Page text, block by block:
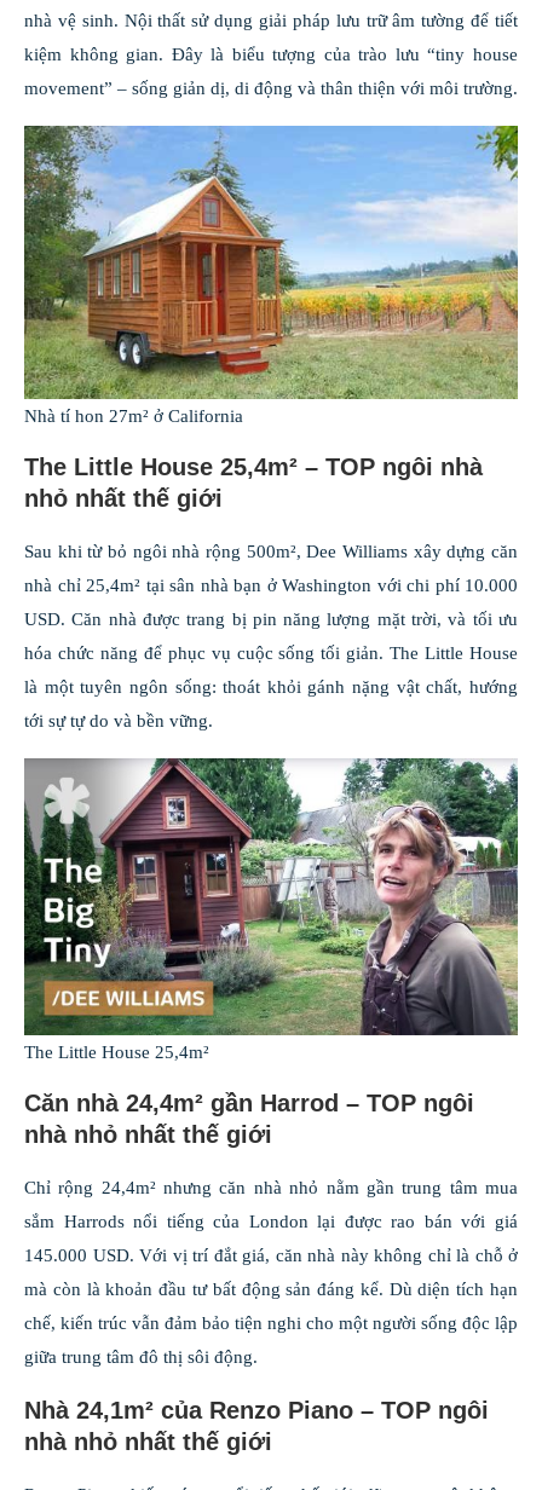
nhà vệ sinh. Nội thất sử dụng giải pháp lưu trữ âm tường để tiết
kiệm không gian. Đây là biểu tượng của trào lưu “tiny house
movement” – sống giản dị, di động và thân thiện với môi trường.
Nhà tí hon 27m² ở California
The Little House 25,4m² – TOP ngôi nhà
nhỏ nhất thế giới
Sau khi từ bỏ ngôi nhà rộng 500m², Dee Williams xây dựng căn
nhà chỉ 25,4m² tại sân nhà bạn ở Washington với chi phí 10.000
USD. Căn nhà được trang bị pin năng lượng mặt trời, và tối ưu
hóa chức năng để phục vụ cuộc sống tối giản. The Little House
là một tuyên ngôn sống: thoát khỏi gánh nặng vật chất, hướng
tới sự tự do và bền vững.
The Little House 25,4m²
Căn nhà 24,4m² gần Harrod – TOP ngôi
nhà nhỏ nhất thế giới
Chỉ rộng 24,4m² nhưng căn nhà nhỏ nằm gần trung tâm mua
sắm Harrods nổi tiếng của London lại được rao bán với giá
145.000 USD. Với vị trí đắt giá, căn nhà này không chỉ là chỗ ở
mà còn là khoản đầu tư bất động sản đáng kể. Dù diện tích hạn
chế, kiến trúc vẫn đảm bảo tiện nghi cho một người sống độc lập
giữa trung tâm đô thị sôi động.
Nhà 24,1m² của Renzo Piano – TOP ngôi
nhà nhỏ nhất thế giới